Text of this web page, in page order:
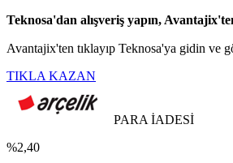
Teknosa'dan alışveriş yapın,
Avantajix'ten tıklayıp Teknosa'ya gidin ve
TIKLA KAZAN
PARA İADESİ
%2,40